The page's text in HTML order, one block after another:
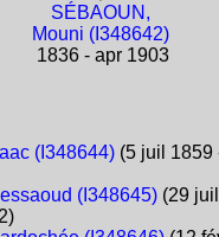
SÉBAOUN,
Mouni (I348642)
1836 - apr 1903
(I348644)(5 juil 1859
(I348645)(29 juil